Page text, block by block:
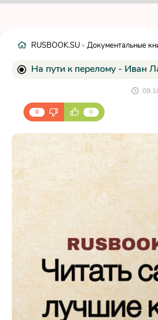
RUSBOOK.SU » Документальные
На пути к перелому - Иван
0 0